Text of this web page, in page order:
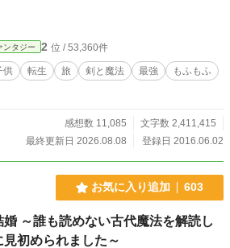
ドにて！
ンタジー 2 位 / 53,360件
供 転生 旅 剣と魔法 最強
もふもふ
感想数 11,085
文字数 2,411,415
最終更新日 2026.08.08
登録日 2016.06.02
お気に入り追加 603
～誰も読めない古代魔法を解読し
初められました～